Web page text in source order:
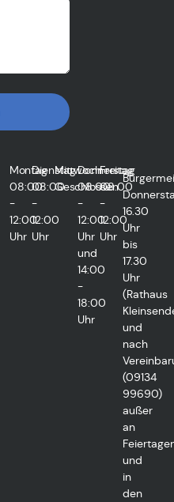
Montag
08:00
-
12:00
Uhr
Dienstag
08:00
-
12:00
Uhr
Mittwoch
Geschlossen
Donnerstag
08:00
-
12:00
Uhr
und
14:00
-
18:00
Uhr
Freitag
08:00
-
12:00
Uhr
16.30
Uhr
bis
17.30
Uhr
(Rathaus
und
nach
(09134
99690)
außer
an
und
in
den